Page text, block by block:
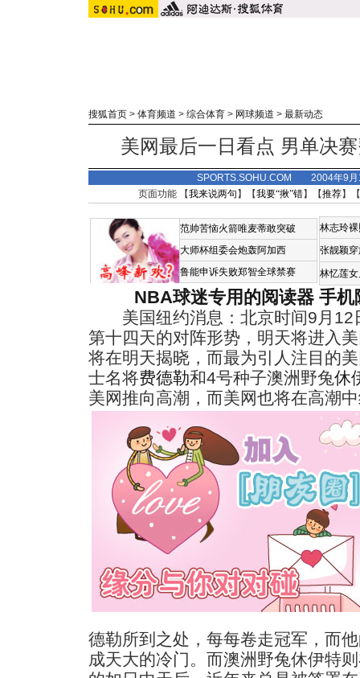
搜狐首页 > 体育频道 > 综合体育 > 网球频道 > 最新动态
美网最后一日看点 男单决
SPORTS.SOHU.COM 2004年9
页面功能 【我来说两句 】【我要“揪”错】【推荐】
范帅苦恼火箭唯麦蒂敢突破
大师杯组委会炮轰阿加西
鲁能申诉失败郑智全球禁赛
林志玲
张靓颖
林忆莲
NBA球迷专用的阅读器 手机
美国纽约消息：北京时间9月12
第十四天的对阵形势，明天将进入
将在明天揭晓，而最为引人注目的
士名将费德勒和4号种子澳洲野兔休
美网推向高潮，而美网也将在高潮
德勒所到之处，每每卷走冠军，而
成天大的冷门。而澳洲野兔休伊特